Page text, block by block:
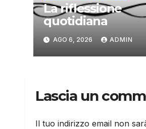
La riflessione
quotidiana
AGO 6, 2026 ADMIN
Lascia un
Il tuo indirizzo email non